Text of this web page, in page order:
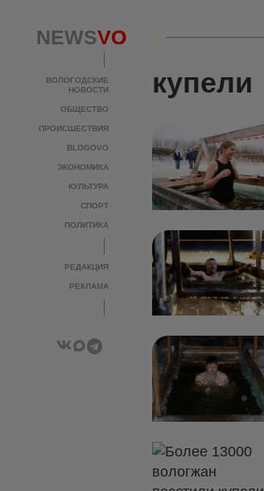
NEWSVO
ВОЛОГОДСКИЕ
НОВОСТИ
ОБЩЕСТВО
ПРОИСШЕСТВИЯ
BLOGOVO
ЭКОНОМИКА
КУЛЬТУРА
СПОРТ
ПОЛИТИКА
РЕДАКЦИЯ
РЕКЛАМА
NEWSVO
ВОЛОГОДСКИЕ
НОВОСТИ
ОБЩЕСТВО
ПРОИСШЕСТВИЯ
BLOGOVO
ЭКОНОМИКА
КУЛЬТУРА
СПОРТ
ПОЛИТИКА
РЕДАКЦИЯ
РЕКЛАМА
купели